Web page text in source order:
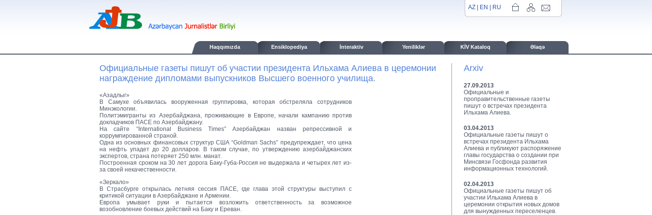
AZ EN RU
Haqqımızda Ensiklopediya İnteraktiv Yeniliklər KİV Kataloq Əlaqə
Официальные газеты пишут об участии президента Ильхама Алиева в церемонии
награждение дипломами выпускников Высшего военного училища.
«Азадлыг»
В Самухе объявилась вооруженная группировка, которая обстреляла сотрудников
Минэкологии.
Политэмигранты из Азербайджана, проживающие в Европе, начали кампанию против
докладчиков ПАСЕ по Азербайджану.
На сайте “İnternational Business Times” Азербайджан назван репрессивной и
коррумпированной страной.
Одна из основных финансовых структур США “Goldman Sachs” предупреждает, что цена
на нефть упадет до 20 долларов. В таком случае, по утверждению азербайджанских
экспертов, страна потеряет 250 млн. манат.
Построенная сроком на 30 лет дорога Баку-Губа-Россия не выдержала и четырех лет из-
за своей некачественности.
«Зеркало»
В Страсбурге открылась летняя сессия ПАСЕ, где глава этой структуры выступил с
критикой ситуации в Азербайджане и Армении.
Европа умывает руки и пытается возложить ответственность за возможное
возобновление боевых действий на Баку и Ереван.
Arxiv
27.09.2013
Официальные и
проправительственные газеты
пишут о встречах президента
Ильхама Алиева.
03.04.2013
Официальные газеты пишут о
встречах президента Ильхама
Алиева и публикуют распоряжение
главы государства о создании при
Минсвязи Госфонда развития
информационных технологий.
02.04.2013
Официальные газеты пишут об
участии Ильхама Алиева в
церемонии открытия новых домов
для вынужденных переселенцев.